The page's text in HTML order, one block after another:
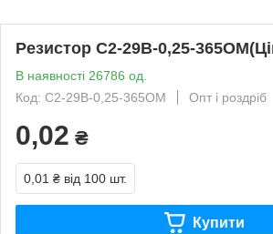
Резистор С2-29В-0,25-
В наявності 26786 од.
Код: С2-29В-0,25-365ОМ
Опт і роздріб
0,02 ₴
0,01 ₴ від 100 шт.
Купити